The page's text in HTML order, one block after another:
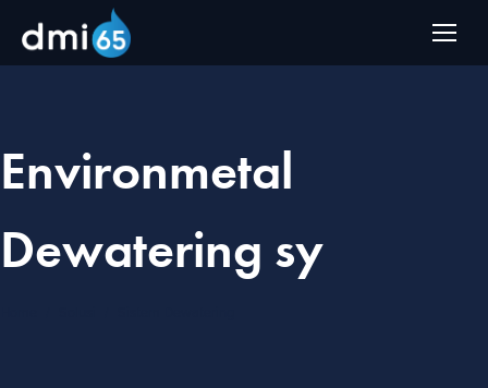
Environmetal
Dewatering sy
You are here: